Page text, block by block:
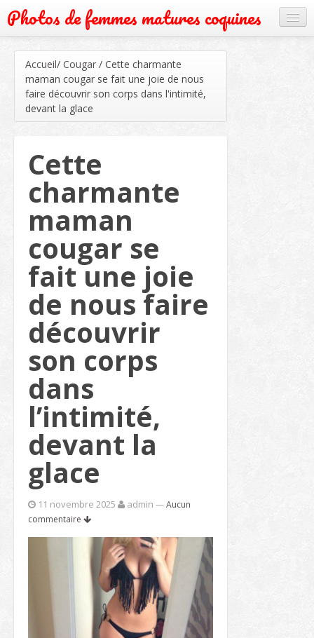
Photos de femmes matures coquines
Mature
Rencontre
Webcam
Accueil/ Cougar / Cette charmante
maman cougar se fait une joie de nous
faire découvrir son corps dans l'intimité,
devant la glace
Cette
charmante
maman
cougar se
fait une joie
de nous faire
découvrir
son corps
dans
l’intimité,
devant la
glace
11 novembre 2025 admin —Aucun
commentaire